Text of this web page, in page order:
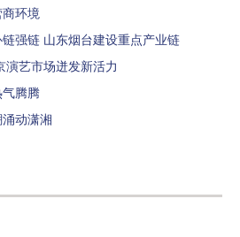
环境
强链 山东烟台建设重点产业链
演艺市场迸发新活力
腾腾
动潇湘